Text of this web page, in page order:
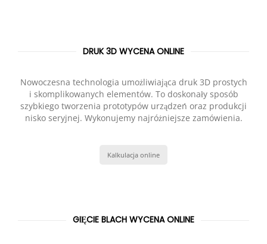
DRUK 3D WYCENA ONLINE
Nowoczesna technologia umożliwiająca druk 3D prostych
i skomplikowanych elementów. To doskonały sposób
szybkiego tworzenia prototypów urządzeń oraz produkcji
nisko seryjnej. Wykonujemy najróżniejsze zamówienia.
Kalkulacja online
GIĘCIE BLACH WYCENA ONLINE